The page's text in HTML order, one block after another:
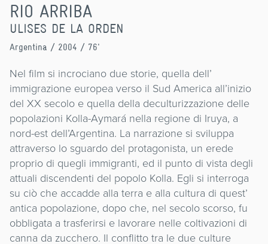
RIO ARRIBA
ULISES DE LA ORDEN
Argentina / 2004 / 76'
Nel film si incrociano due storie, quella dell’
immigrazione europea verso il Sud America all’inizio
del XX secolo e quella della deculturizzazione delle
popolazioni Kolla-Aymará nella regione di Iruya, a
nord-est dell’Argentina. La narrazione si sviluppa
attraverso lo sguardo del protagonista, un erede
proprio di quegli immigranti, ed il punto di vista degli
attuali discendenti del popolo Kolla. Egli si interroga
su ciò che accadde alla terra e alla cultura di quest’
antica popolazione, dopo che, nel secolo scorso, fu
obbligata a trasferirsi e lavorare nelle coltivazioni di
canna da zucchero. Il conflitto tra le due culture